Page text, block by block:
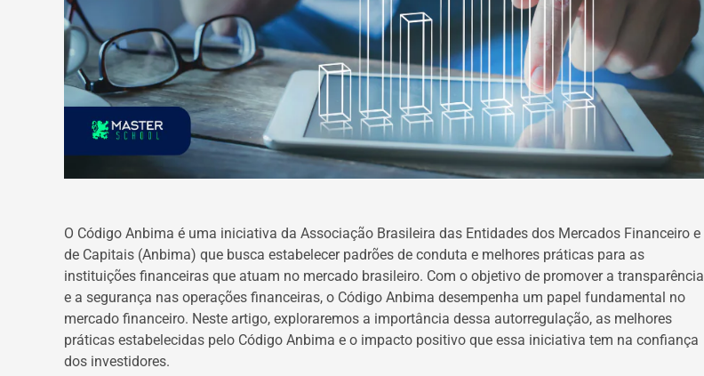
O Código Anbima é uma iniciativa da Associação Brasileira das Entidades dos Mercados Financeiro e
de Capitais (Anbima) que busca estabelecer padrões de conduta e melhores práticas para as
instituições financeiras que atuam no mercado brasileiro. Com o objetivo de promover a transparência
e a segurança nas operações financeiras, o Código Anbima desempenha um papel fundamental no
mercado financeiro. Neste artigo, exploraremos a importância dessa autorregulação, as melhores
práticas estabelecidas pelo Código Anbima e o impacto positivo que essa iniciativa tem na confiança
dos investidores.